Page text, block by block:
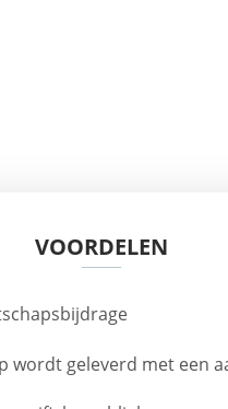
VOORDELEN
wordt geleverd met een